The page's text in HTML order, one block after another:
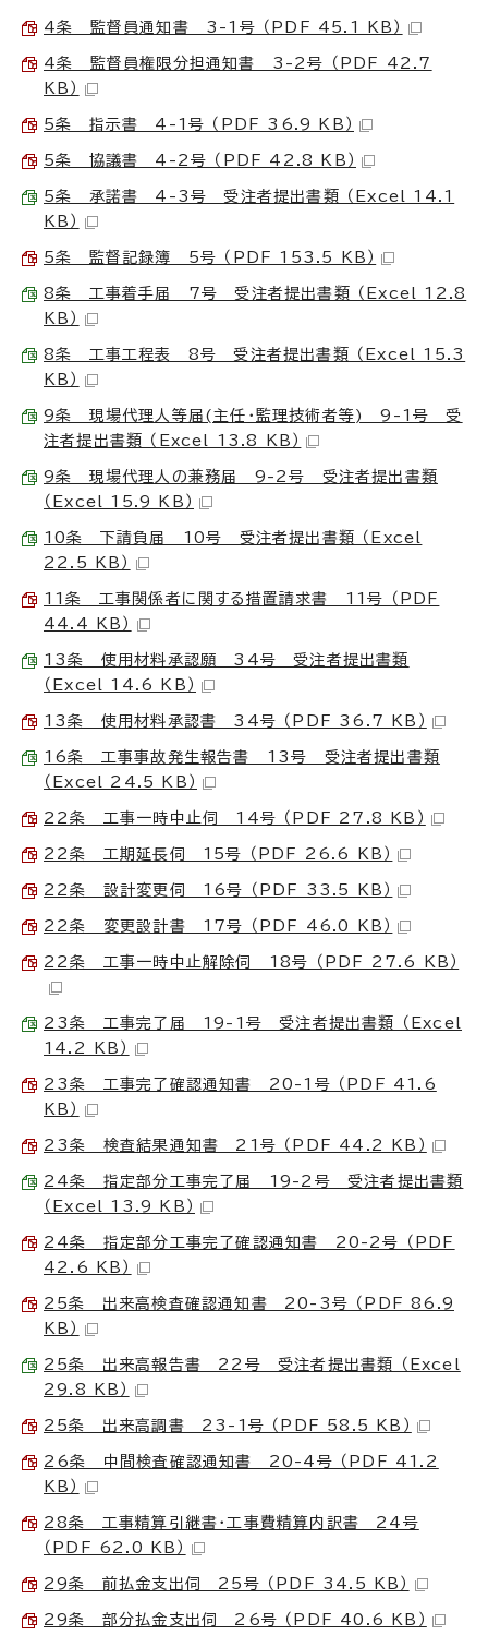
4条 監督員通知書 3-1号 （PDF 45.1 KB）
4条 監督員権限分担通知書 3-2号 （PDF 42.7
KB）
5条 指示書 4-1号 （PDF 36.9 KB）
5条 協議書 4-2号 （PDF 42.8 KB）
5条 承諾書 4-3号 受注者提出書類 （Excel 14.1
KB）
5条 監督記録簿 5号 （PDF 153.5 KB）
8条 工事着手届 7号 受注者提出書類 （Excel 12.8
KB）
8条 工事工程表 8号 受注者提出書類 （Excel 15.3
KB）
9条 現場代理人等届(主任・監理技術者等) 9-1号 受
注者提出書類 （Excel 13.8 KB）
9条 現場代理人の兼務届 9-2号 受注者提出書類
（Excel 15.9 KB）
10条 下請負届 10号 受注者提出書類 （Excel
22.5 KB）
11条 工事関係者に関する措置請求書 11号 （PDF
44.4 KB）
13条 使用材料承認願 34号 受注者提出書類
（Excel 14.6 KB）
13条 使用材料承認書 34号 （PDF 36.7 KB）
16条 工事事故発生報告書 13号 受注者提出書類
（Excel 24.5 KB）
22条 工事一時中止伺 14号 （PDF 27.8 KB）
22条 工期延長伺 15号 （PDF 26.6 KB）
22条 設計変更伺 16号 （PDF 33.5 KB）
22条 変更設計書 17号 （PDF 46.0 KB）
22条 工事一時中止解除伺 18号 （PDF 27.6 KB）
23条 工事完了届 19-1号 受注者提出書類 （Excel
14.2 KB）
23条 工事完了確認通知書 20-1号 （PDF 41.6
KB）
23条 検査結果通知書 21号 （PDF 44.2 KB）
24条 指定部分工事完了届 19-2号 受注者提出書類
（Excel 13.9 KB）
24条 指定部分工事完了確認通知書 20-2号 （PDF
42.6 KB）
25条 出来高検査確認通知書 20-3号 （PDF 86.9
KB）
25条 出来高報告書 22号 受注者提出書類 （Excel
29.8 KB）
25条 出来高調書 23-1号 （PDF 58.5 KB）
26条 中間検査確認通知書 20-4号 （PDF 41.2
KB）
28条 工事精算引継書・工事費精算内訳書 24号
（PDF 62.0 KB）
29条 前払金支出伺 25号 （PDF 34.5 KB）
29条 部分払金支出伺 26号 （PDF 40.6 KB）